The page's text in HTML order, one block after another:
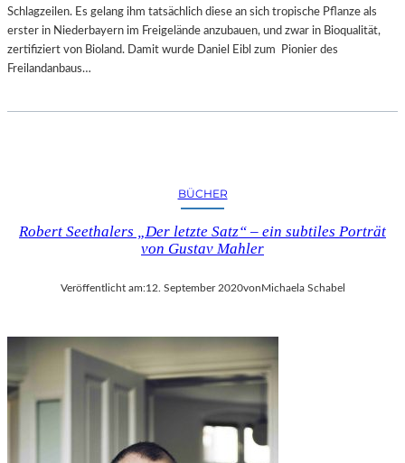
Schlagzeilen. Es gelang ihm tatsächlich diese an sich tropische Pflanze als
erster in Niederbayern im Freigelände anzubauen, und zwar in Bioqualität,
zertifiziert von Bioland. Damit wurde Daniel Eibl zum Pionier des
Freilandanbaus…
BÜCHER
Robert Seethalers „Der letzte Satz“ – ein subtiles Porträt
von Gustav Mahler
Veröffentlicht am:12. September 2020vonMichaela Schabel